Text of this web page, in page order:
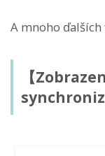
A mnoho
【